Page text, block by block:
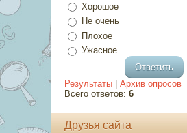
Хорошое
Не очень
Плохое
Ужасное
Результаты
Архив опросов
Всего ответов: 6
Друзья сайта